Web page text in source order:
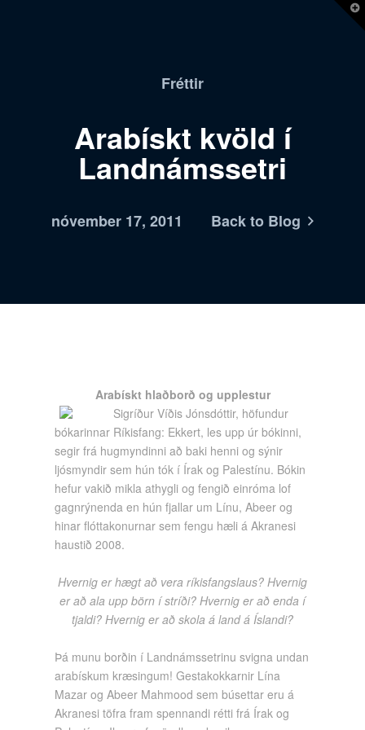
Fréttir
Arabískt kvöld í
Landnámssetri
nóvember 17, 2011 Back to Blog
Arabískt hlaðborð og upplestur
Sigríður Víðis Jónsdóttir, höfundur
bókarinnar Ríkisfang: Ekkert, les upp úr bókinni,
segir frá hugmyndinni að baki henni og sýnir
ljósmyndir sem hún tók í Írak og Palestínu. Bókin
hefur vakið mikla athygli og fengið einróma lof
gagnrýnenda en hún fjallar um Línu, Abeer og
hinar flóttakonurnar sem fengu hæli á Akranesi
haustið 2008.
Hvernig er hægt að vera ríkisfangslaus? Hvernig
er að ala upp börn í stríði? Hvernig er að enda í
tjaldi? Hvernig er að skola á land á Íslandi?
Þá munu borðin í Landnámssetrinu svigna undan
arabískum kræsingum! Gestakokkarnir Lína
Mazar og Abeer Mahmood sem búsettar eru á
Akranesi töfra fram spennandi rétti frá Írak og